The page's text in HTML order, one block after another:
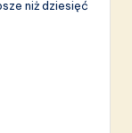
niż dziesięć